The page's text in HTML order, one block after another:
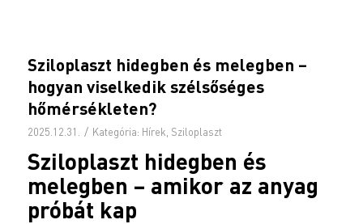
Sziloplaszt hidegben és melegben –
hogyan viselkedik szélsőséges
hőmérsékleten?
2025.12.31. / Kategória: Hírek Sziloplaszt
Sziloplaszt hidegben és
melegben – amikor az anyag
próbát kap